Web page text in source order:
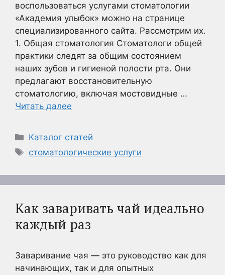
воспользоваться услугами стоматологии
«Академия улыбок» можно на странице
специализированного сайта. Рассмотрим их.
1. Общая стоматология Стоматологи общей
практики следят за общим состоянием
наших зубов и гигиеной полости рта. Они
предлагают восстановительную
стоматологию, включая мостовидные …
Читать далее
Рубрики
Каталог статей
Метки
стоматологические услуги
Как заваривать чай идеально
каждый раз
Заваривание чая — это руководство как для
начинающих, так и для опытных